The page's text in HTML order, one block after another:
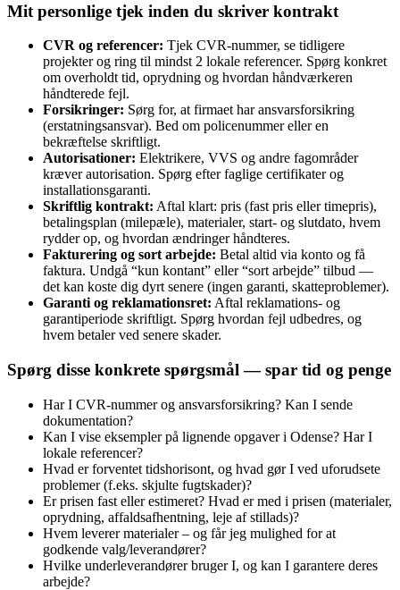
Mit personlige tjek inden du skriver kontrakt
CVR og referencer: Tjek CVR-nummer, se tidligere
projekter og ring til mindst 2 lokale referencer. Spørg konkret
om overholdt tid, oprydning og hvordan håndværkeren
håndterede fejl.
Forsikringer: Sørg for, at firmaet har ansvarsforsikring
(erstatningsansvar). Bed om policenummer eller en
bekræftelse skriftligt.
Autorisationer: Elektrikere, VVS og andre fagområder
kræver autorisation. Spørg efter faglige certifikater og
installationsgaranti.
Skriftlig kontrakt: Aftal klart: pris (fast pris eller timepris),
betalingsplan (milepæle), materialer, start- og slutdato, hvem
rydder op, og hvordan ændringer håndteres.
Fakturering og sort arbejde: Betal altid via konto og få
faktura. Undgå “kun kontant” eller “sort arbejde” tilbud —
det kan koste dig dyrt senere (ingen garanti, skatteproblemer).
Garanti og reklamationsret: Aftal reklamations- og
garantiperiode skriftligt. Spørg hvordan fejl udbedres, og
hvem betaler ved senere skader.
Spørg disse konkrete spørgsmål — spar tid og penge
Har I CVR-nummer og ansvarsforsikring? Kan I sende
dokumentation?
Kan I vise eksempler på lignende opgaver i Odense? Har I
lokale referencer?
Hvad er forventet tidshorisont, og hvad gør I ved uforudsete
problemer (f.eks. skjulte fugtskader)?
Er prisen fast eller estimeret? Hvad er med i prisen (materialer,
oprydning, affaldsafhentning, leje af stillads)?
Hvem leverer materialer – og får jeg mulighed for at
godkende valg/leverandører?
Hvilke underleverandører bruger I, og kan I garantere deres
arbejde?